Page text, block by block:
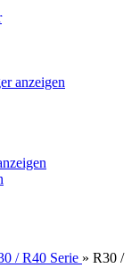
anzeigen
/ R40 Serie » R30 /